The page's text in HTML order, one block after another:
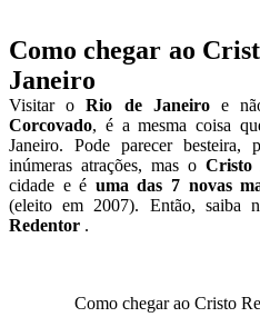
Como chegar ao
Janeiro
Visitar oRio de Janeiroe
Corcovado, é a mesma coisa
Janeiro. Pode parecer besteira,
inúmeras atrações, mas o Cristo
cidade e é uma das 7 novas
(eleito em 2007). Então, saiba
Redentor .
Como chegar ao Cristo